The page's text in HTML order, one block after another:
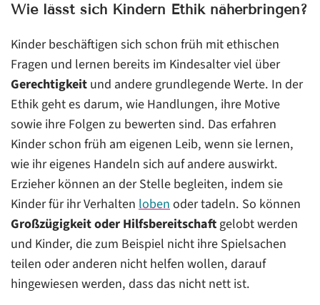
Wie lässt sich Kindern Ethik näherbringen?
Kinder beschäftigen sich schon früh mit ethischen
Fragen und lernen bereits im Kindesalter viel über
Gerechtigkeitund andere grundlegende Werte. In der
Ethik geht es darum, wie Handlungen, ihre Motive
sowie ihre Folgen zu bewerten sind. Das erfahren
Kinder schon früh am eigenen Leib, wenn sie lernen,
wie ihr eigenes Handeln sich auf andere auswirkt.
Erzieher können an der Stelle begleiten, indem sie
Kinder für ihr Verhaltenlobenoder tadeln. So können
Großzügigkeit oder Hilfsbereitschaftgelobt werden
und Kinder, die zum Beispiel nicht ihre Spielsachen
teilen oder anderen nicht helfen wollen, darauf
hingewiesen werden, dass das nicht nett ist.